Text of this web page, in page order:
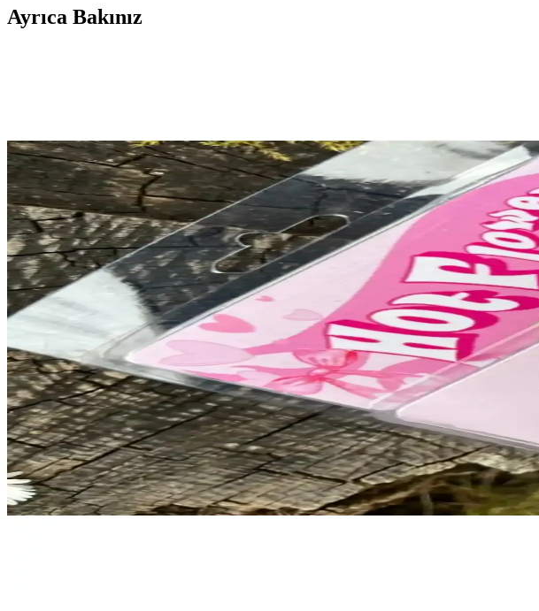
Ayrıca Bakınız
Bebek Duşu Hediyesi İçin Örgü Tulumlar: Tasarım, Malzeme ve
Örgü bebek tulumları, dayanıklı malzemeler ve özgün tasarımlarla bebek duşu hediyesi
Mochi Cat Örgü Oyuncak Modeli: Yenidoğanlar İçin Kişiselleştirilebilir ve
Mochi Cat, yenidoğanlar için tasarlanmış parçalı örme yöntemiyle kolayca yapılabilen,
Sanatsal Kumaş Seçimi ve Sardalya Yastığı Tasarımı: Yaratıcı Kişisel
Sanatçı dost için tasarlanan sardalya yastığı, farklı kumaşların uyumsuzluğunu avantaja
Makrome Çanta Tasarımında Renk Uyumu ve Düğüm Teknikleriyle
Makrome çanta yapımında renk uyumu ve sıkı düğüm teknikleri, estetik ve dayanıklılığı bir
Giftsturkiye Mıknatıslı Kitap Ayracı Seti Renkli ve Dayanıklı Okuma
Sevimli ve dayanıklı Giftsturkiye mıknatıslı kitap ayraçları, farklı renk ve tasarımlarıyla
Serve Set: Zarif ve Pratik Ofis ve Kişisel Kullanım İçin Şık Yazım Seti
Mor renkli şık tasarımıyla dikkat çeken bu set, defter, kalem ve silgi içerir. Ofis ve kişisel